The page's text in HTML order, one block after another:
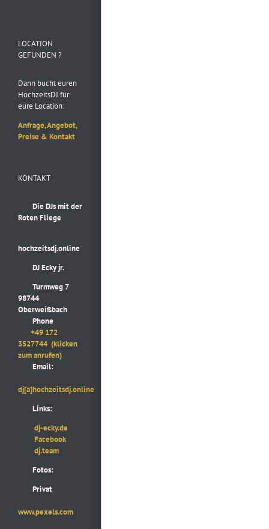
LOCATION
GEFUNDEN ?
Dann bucht euren
HochzeitsDJ für
eure Location:
Anfrage, Angebot,
Preise & Kontakt
KONTAKT
Die DJs mit der
Roten Fliege
hochzeitsdj.online
DJ Ecky jr.
Turmweg 7
98744
Oberweißbach
Phone
+49 172
3527744 (klicken
zum anrufen)
Email:
dj[a]hochzeitsdj.online
Links:
dj-ecky.de
Facebook
dj.team
Fotos:
Privat
www.pexels.com